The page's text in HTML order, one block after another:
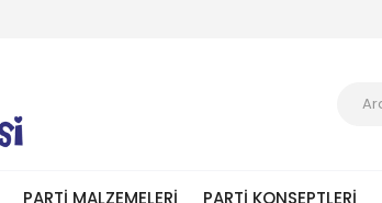
PARTI MALZEMELERI PARTI KONSEPTLERI